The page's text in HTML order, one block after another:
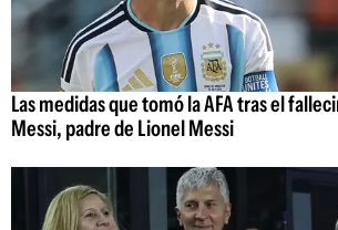
Las medidas que tomó la AFA tras el
Messi, padre de Lionel Messi